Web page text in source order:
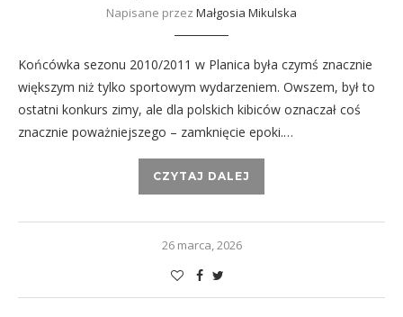
Napisane przez Małgosia Mikulska
Końcówka sezonu 2010/2011 w Planica była czymś znacznie
większym niż tylko sportowym wydarzeniem. Owszem, był to
ostatni konkurs zimy, ale dla polskich kibiców oznaczał coś
znacznie poważniejszego – zamknięcie epoki.…
CZYTAJ DALEJ
26 marca, 2026